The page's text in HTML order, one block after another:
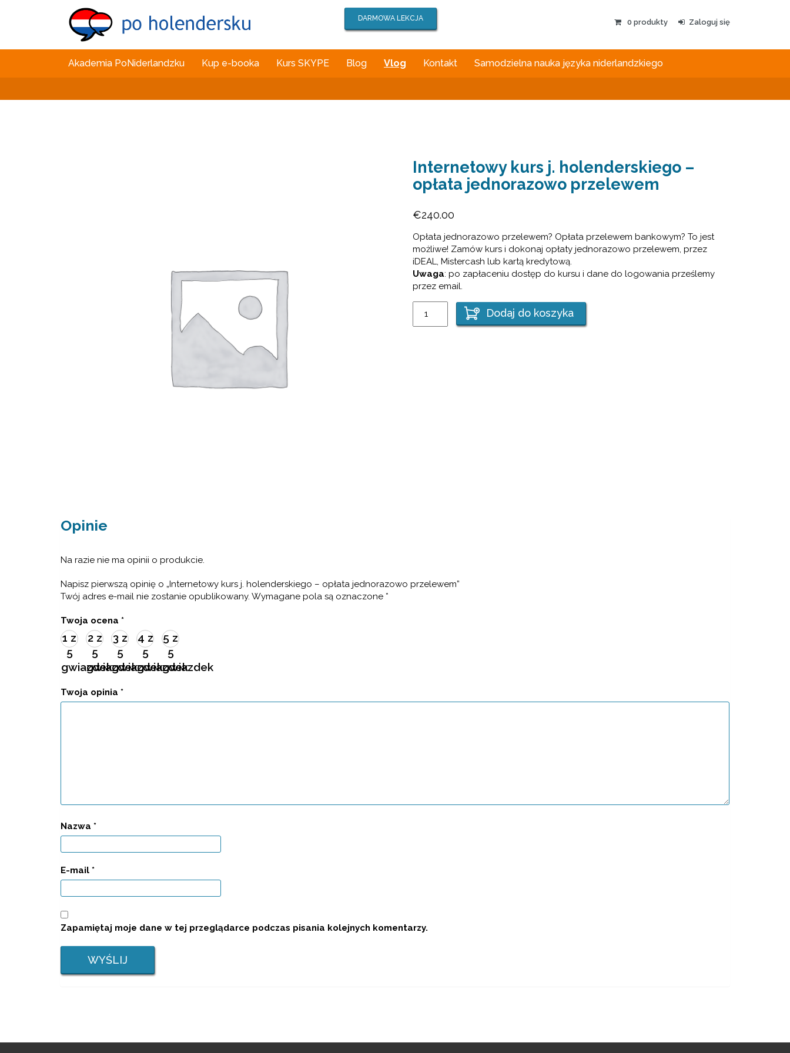
DARMOWA LEKCJA 0 produkty Zaloguj się
Akademia PoNiderlandzku Kup e-booka Kurs SKYPE Blog Vlog Kontakt Samodzielna nauka języka niderlandzkiego
Internetowy kurs j. holenderskiego –
opłata jednorazowo przelewem
€240.00
Opłata jednorazowo przelewem? Opłata przelewem bankowym? To jest
możliwe! Zamów kurs i dokonaj opłaty jednorazowo przelewem, przez
iDEAL, Mistercash lub kartą kredytową.
Uwaga: po zapłaceniu dostęp do kursu i dane do logowania prześlemy
przez email.
Internetowy
Dodaj do koszyka
Opinie
Na razie nie ma opinii o produkcie.
Napisz pierwszą opinię o „Internetowy kurs j. holenderskiego – opłata jednorazowo przelewem”
Twój adres e-mail nie zostanie opublikowany. Wymagane pola są oznaczone *
Twoja ocena *
1 z
5
gwiazdek
2 z
5
gwiazdek
3 z
5
gwiazdek
4 z
5
gwiazdek
5 z
5
gwiazdek
Twoja opinia *
Nazwa *
E-mail *
Zapamiętaj moje dane w tej przeglądarce podczas pisania kolejnych komentarzy.